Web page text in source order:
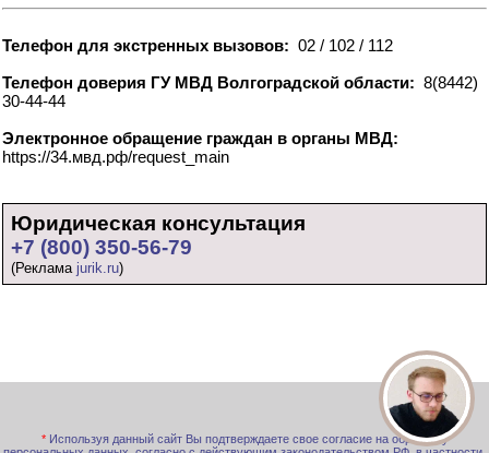
Телефон для экстренных вызовов: 02 / 102 / 112
Телефон доверия ГУ МВД Волгоградской области: 8(8442)
30-44-44
Электронное обращение граждан в органы МВД:
https://34.мвд.рф/request_main
Юридическая консультация
+7 (800) 350-56-79
(Реклама jurik.ru)
* Используя данный сайт Вы подтверждаете свое согласие на обработку